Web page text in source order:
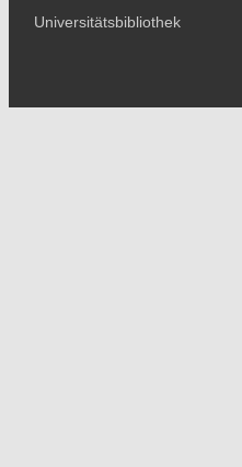
Universitätsbibliothek